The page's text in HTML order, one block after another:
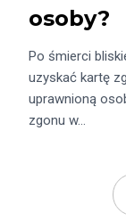
osoby?
Po śmierci
uzyskać kartę
uprawnioną
zgonu w…